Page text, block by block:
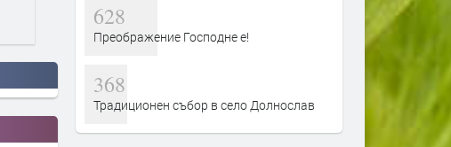
628
Преображение Господне е!
368
Традиционен събор в село Долнослав